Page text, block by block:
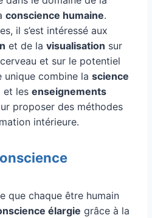
conscience humaine.
il s’est intéressé aux
et de la visualisation sur
et sur le potentiel
unique combine la science
et les enseignements
proposer des méthodes
intérieure.
que chaque être humain
élargie grâce à la